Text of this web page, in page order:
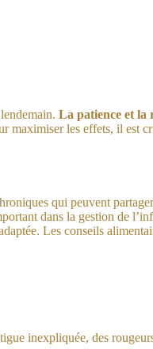
La patience et la
les effets, il est
qui peuvent
dans la gestion de
Les conseils
inexpliquée, des